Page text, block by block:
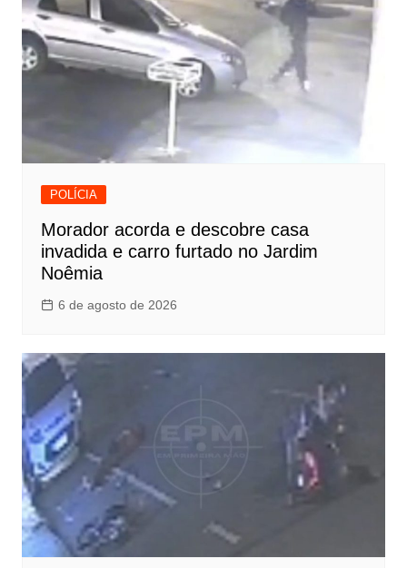
POLÍCIA
Morador acorda e descobre casa
invadida e carro furtado no Jardim
Noêmia
6 de agosto de 2026